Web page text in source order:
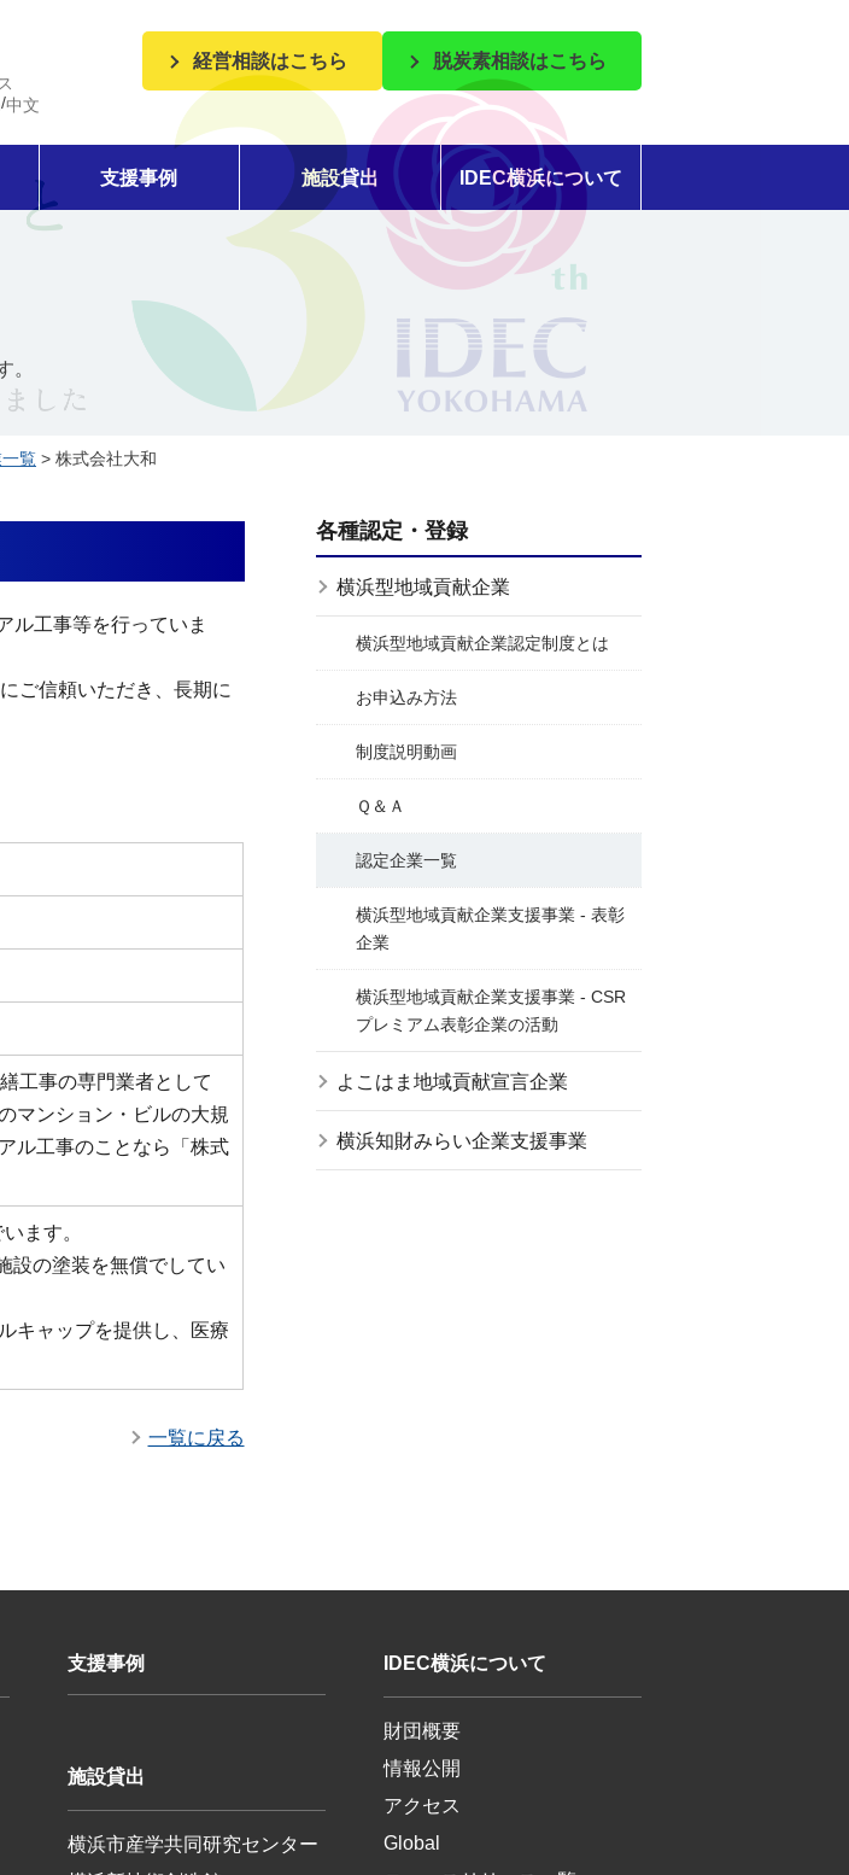
/中文
経営相談はこちら 脱炭素相談はこちら
支援事例 施設貸出 IDEC横浜について
。
覧 > 株式会社大和
ル工事等を行っていま
ご信頼いただき、長期に
工事の専門業者として
マンション・ビルの大規
ル工事のことなら「株式
ます。
設の塗装を無償でしてい
キャップを提供し、医療
一覧に戻る
各種認定・登録
横浜型地域貢献企業
横浜型地域貢献企業認定制度とは
お申込み方法
制度説明動画
Ｑ＆Ａ
認定企業一覧
横浜型地域貢献企業支援事業 - 表彰
企業
横浜型地域貢献企業支援事業 - CSR
プレミアム表彰企業の活動
よこはま地域貢献宣言企業
横浜知財みらい企業支援事業
支援事例
施設貸出
横浜市産学共同研究センター
IDEC横浜について
財団概要
情報公開
アクセス
Global